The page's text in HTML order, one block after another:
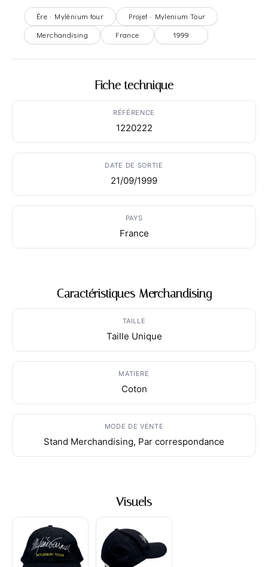
Ère · Mylènium tour
Projet · Mylenium Tour
Merchandising
France 1999
Fiche technique
RÉFÉRENCE
1220222
DATE DE SORTIE
21/09/1999
PAYS
France
Caractéristiques Merchandising
TAILLE
Taille Unique
MATIERE
Coton
MODE DE VENTE
Stand Merchandising, Par correspondance
Visuels